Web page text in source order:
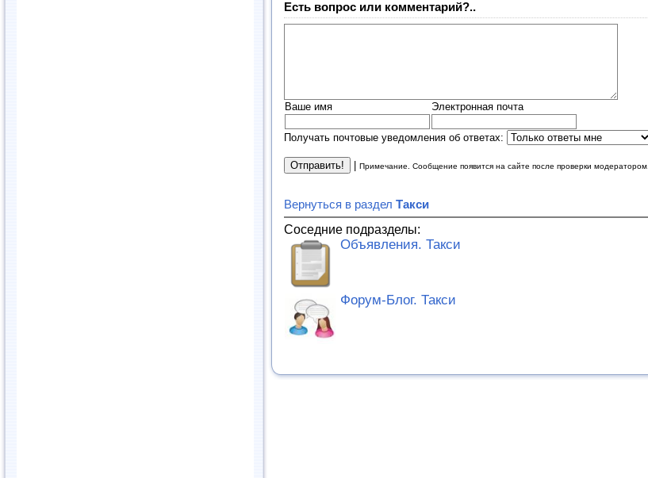
Есть вопрос или комментарий?..
Ваше имя Электронная почта
Получать почтовые уведомления об ответах:
Примечание. Сообщение появится на сайте после проверки модератором.
Вернуться в раздел Такси
Соседние подразделы:
Объявления. Такси
Форум-Блог. Такси